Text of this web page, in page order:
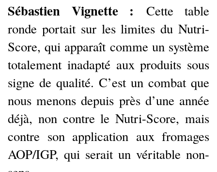
Sébastien Vignette : Cette table
ronde portait sur les limites du Nutri-
Score, qui apparaît comme un système
totalement inadapté aux produits sous
signe de qualité. C’est un combat que
nous menons depuis près d’une année
déjà, non contre le Nutri-Score, mais
contre son application aux fromages
AOP/IGP, qui serait un véritable non-